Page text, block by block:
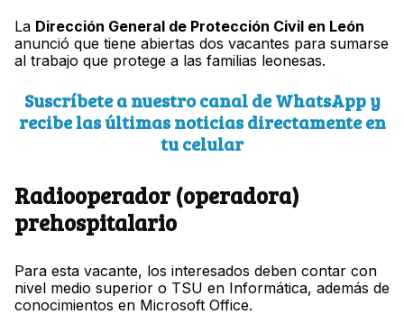
La Dirección General de Protección Civil en León
anunció que tiene abiertas dos vacantes para sumarse
al trabajo que protege a las familias leonesas.
Suscríbete a nuestro canal de WhatsApp y
recibe las últimas noticias directamente en
tu celular
Radiooperador (operadora)
prehospitalario
Para esta vacante, los interesados deben contar con
nivel medio superior o TSU en Informática, además de
conocimientos en Microsoft Office.